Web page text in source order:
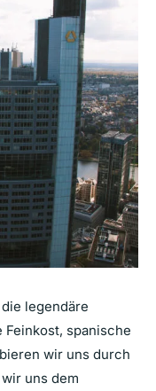
legendäre
spanische
wir uns durch
uns dem